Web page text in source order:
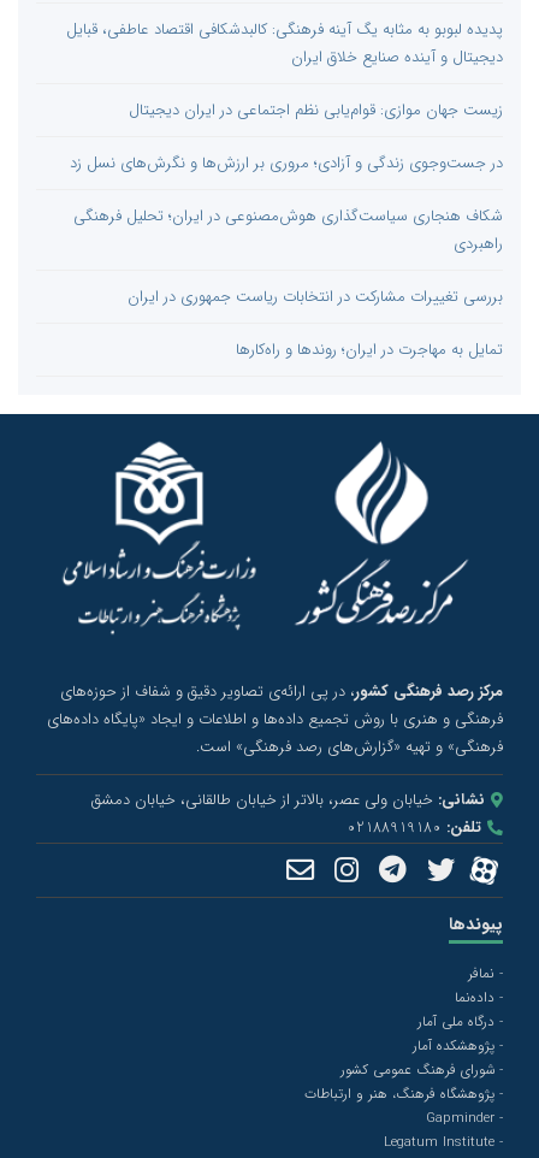
پدیده لبوبو به مثابه یگ آینه فرهنگی: کالبدشکافی اقتصاد عاطفی، قبایل
دیجیتال و آینده صنایع خلاق ایران
زیست جهان موازی: قوام‌یابی نظم اجتماعی در ایران دیجیتال
در جست‌و‌جوی زندگی و آزادی؛ مروری بر ارزش‌ها و نگرش‌های نسل زد
شکاف هنجاری سیاست‌گذاری هوش‌مصنوعی در ایران؛ تحلیل فرهنگی‌
راهبردی
بررسی تغییرات مشارکت در انتخابات ریاست جمهوری در ایران
تمایل به مهاجرت در ایران؛ روندها و راه‌کارها
مرکز رصد فرهنگی کشور، در پی ارائه‌ی تصاویر دقیق و شفاف از حوزه‌های
فرهنگی و هنری با روش تجمیع داده‌ها و اطلاعات و ایجاد «پایگاه داده‌های
فرهنگی» و تهیه «گزارش‌های رصد فرهنگی» است.
نشانی: خیابان ولی عصر، بالاتر از خیابان طالقانی، خیابان دمشق
تلفن:
پیوندها
- نمافر
- داده‌نما
- درگاه ملی آمار
- پژوهشکده آمار
- شورای فرهنگ عمومی کشور
- پژوهشگاه فرهنگ، هنر و ارتباطات
- Gapminder
- Legatum Institute